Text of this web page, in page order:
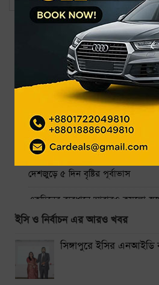
সর্বশেষ
নাফ নদ থেকে ৩ জেলেকে ধরে নিয়ে
গ্র্যামিতে এখনো সিদ্ধান্তহীন স্ট্রে কিডস
৩ দিনে ফ্রি দেখা যাবে ৬ সিনেমা
উন্মুক্ত জুলাই স্মৃতি জাদুঘর: প্রথম
দেশজুড়ে ৫ দিন বৃষ্টির পূর্বাভাস
একদিনের ব্যবধানে আবারও কমলো
ঢাকা-ময়মনসিংহ রুটে ট্রেন চলাচল বন্ধ
থাইল্যান্ডে স্কুলে শিক্ষার্থীর বন্দুক
নারায়ণগঞ্জে গ্যাস লিকেজ থেকে
ইসি ও নির্বাচন এর আরও খবর
সিঙ্গাপুরে ইসির এনআইডি